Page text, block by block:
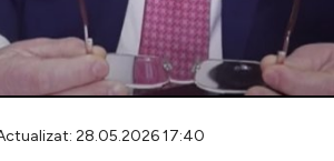
28.05.2026 17:40